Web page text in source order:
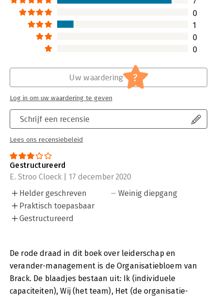
0
1
0
0
Schrijf een recensie
Lees ons recensiebeleid
Uw waardering ?
Log in om uw waardering te geven
Gestructureerd
E. Stroo Cloeck | 17 december 2020
Helder geschreven
Praktisch toepasbaar
Gestructureerd
Weinig diepgang
De rode draad in dit boek over leiderschap en
verander-management is de Organisatiebloem van
Brack. De blaadjes bestaan uit: Ik (individuele
capaciteiten), Wij (het team), Het (de organisatie-